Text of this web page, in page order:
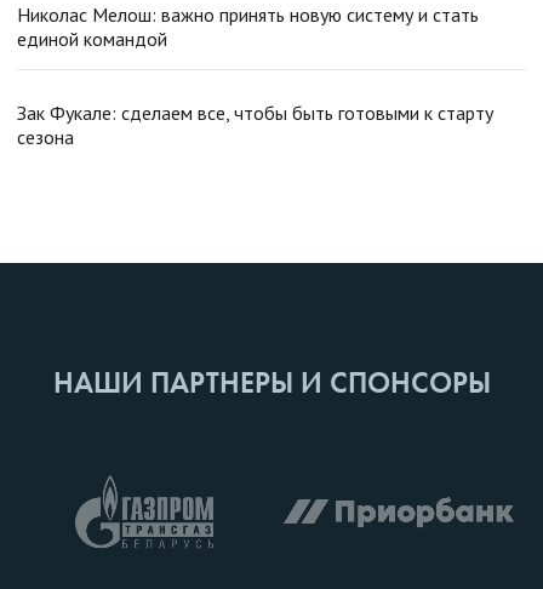
Николас Мелош: важно принять новую систему и стать
единой командой
Зак Фукале: сделаем все, чтобы быть готовыми к старту
сезона
НАШИ ПАРТНЕРЫ И СПОНСОРЫ